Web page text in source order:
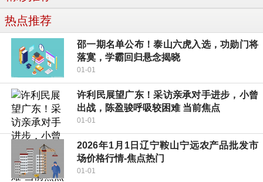
热点推荐
邵一期名单公布！泰山六虎入选，功勋门将
落寞，学霸回归悬念揭晓
01-01
许利民展望广东！采访亲承对手进步，小曾
出战，陈盈骏呼吸较困难 当前焦点
01-01
2026年1月1日辽宁鞍山宁远农产品批发市
场价格行情-焦点热门
01-01